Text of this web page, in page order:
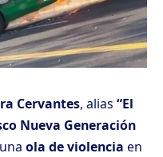
Cervantes, alias “El
Nueva Generación
ola de violencia en